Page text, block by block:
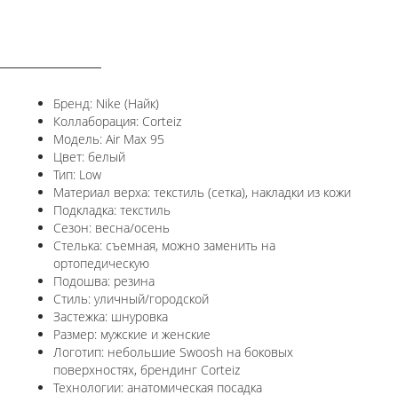
Бренд: Nike (Найк)
Коллаборация: Corteiz
Модель: Air Max 95
Цвет: белый
Тип: Low
Материал верха: текстиль (сетка), накладки из кожи
Подкладка: текстиль
Сезон: весна/осень
Стелька: съемная, можно заменить на
ортопедическую
Подошва: резина
Стиль: уличный/городской
Застежка: шнуровка
Размер: мужские и женские
Логотип: небольшие Swoosh на боковых
поверхностях, брендинг Corteiz
Технологии: анатомическая посадка